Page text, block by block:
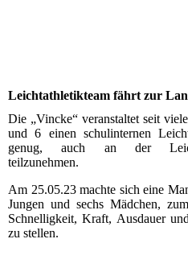
Leichtathletikteam fährt zur
Die „Vincke“ veranstaltet seit
und 6 einen schulinternen
genug, auch an der
teilzunehmen.
Am 25.05.23 machte sich eine
Jungen und sechs Mädchen,
Schnelligkeit, Kraft, Ausdauer
zu stellen.